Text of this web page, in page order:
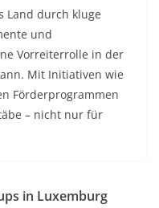
Land durch kluge
und
Vorreiterrolle in der
Mit Initiativen wie
Förderprogrammen
– nicht nur für
in Luxemburg